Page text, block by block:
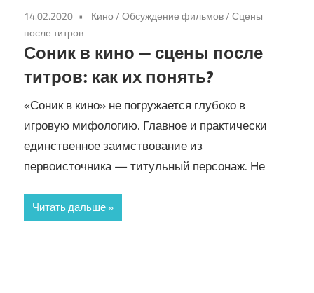
14.02.2020 Кино/Обсуждение фильмов/Сцены
после титров
Соник в кино — сцены после
титров: как их понять?
«Соник в кино» не погружается глубоко в
игровую мифологию. Главное и практически
единственное заимствование из
первоисточника — титульный персонаж. Не
Читать дальше